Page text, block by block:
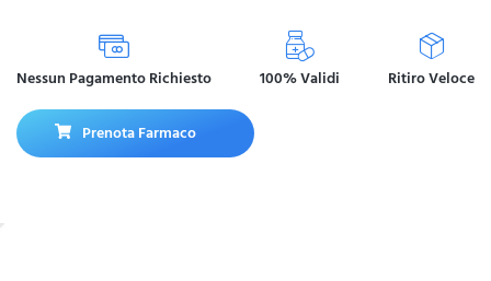
Nessun Pagamento Richiesto 100% Validi Ritiro Veloce
Prenota Farmaco